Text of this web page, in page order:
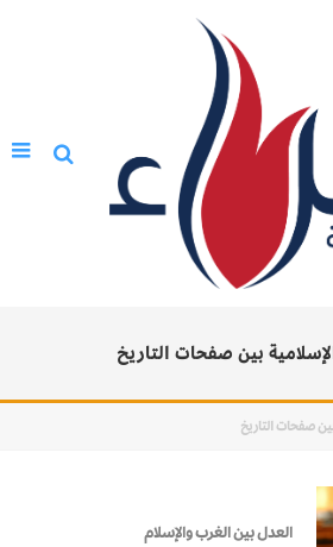
بين صفحات التاريخ
صفحات التاريخ
العدل بين الغرب والإسلام